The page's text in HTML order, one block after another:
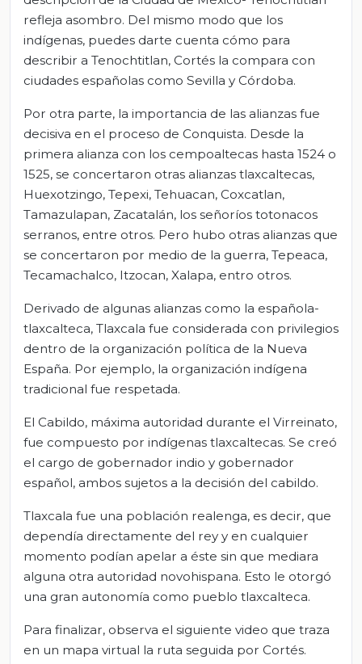
refleja asombro. Del mismo modo que los
indígenas, puedes darte cuenta cómo para
describir a Tenochtitlan, Cortés la compara con
ciudades españolas como Sevilla y Córdoba.
Por otra parte, la importancia de las alianzas fue
decisiva en el proceso de Conquista. Desde la
primera alianza con los cempoaltecas hasta 1524 o
1525, se concertaron otras alianzas tlaxcaltecas,
Huexotzingo, Tepexi, Tehuacan, Coxcatlan,
Tamazulapan, Zacatalán, los señoríos totonacos
serranos, entre otros. Pero hubo otras alianzas que
se concertaron por medio de la guerra, Tepeaca,
Tecamachalco, Itzocan, Xalapa, entro otros.
Derivado de algunas alianzas como la española-
tlaxcalteca, Tlaxcala fue considerada con privilegios
dentro de la organización política de la Nueva
España. Por ejemplo, la organización indígena
tradicional fue respetada.
El Cabildo, máxima autoridad durante el Virreinato,
fue compuesto por indígenas tlaxcaltecas. Se creó
el cargo de gobernador indio y gobernador
español, ambos sujetos a la decisión del cabildo.
Tlaxcala fue una población realenga, es decir, que
dependía directamente del rey y en cualquier
momento podían apelar a éste sin que mediara
alguna otra autoridad novohispana. Esto le otorgó
una gran autonomía como pueblo tlaxcalteca.
Para finalizar, observa el siguiente video que traza
en un mapa virtual la ruta seguida por Cortés.